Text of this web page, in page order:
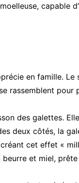
capable
en famille. Le
rassemblent
des galettes.
deux côtés, la
cet effet «
et miel,